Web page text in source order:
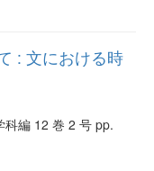
: 文における時
科編 12 巻 2 号 pp.